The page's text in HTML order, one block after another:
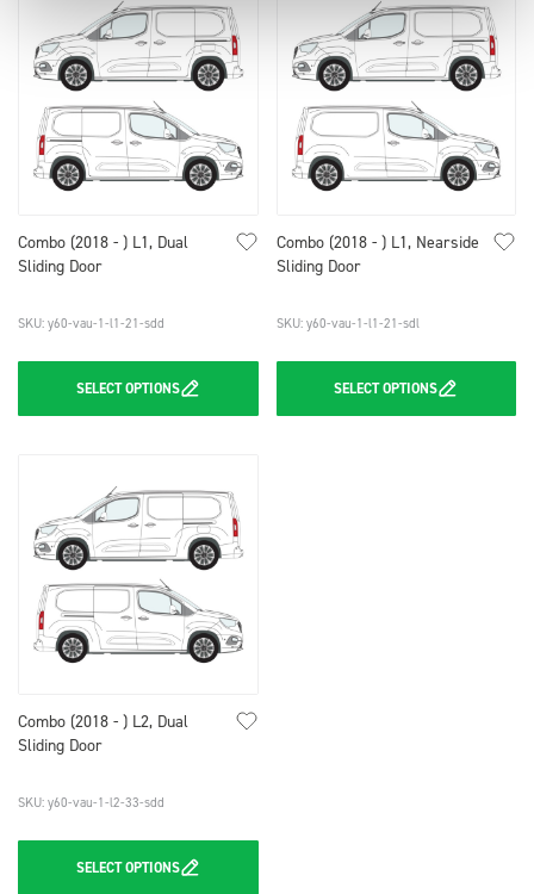
Combo (2018 - ) L1, Dual
Sliding Door
SKU: y60-vau-1-l1-21-sdd
SELECTOPTIONS
Combo (2018 - ) L1, Nearside
Sliding Door
SKU: y60-vau-1-l1-21-sdl
SELECTOPTIONS
Combo (2018 - ) L2, Dual
Sliding Door
SKU: y60-vau-1-l2-33-sdd
SELECTOPTIONS